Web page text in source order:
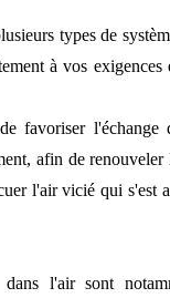
types de
à vos exigences
favoriser l'échange
afin de renouveler
l'air vicié qui s'est
l'air sont